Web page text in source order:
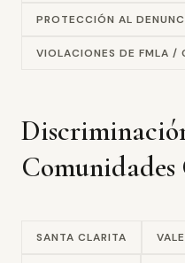
PROTECCIÓN AL
VIOLACIONES DE FMLA /
Comunidades
SANTA CLARITA